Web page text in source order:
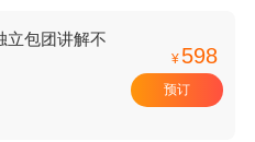
立包团讲解不
¥ 598
预订